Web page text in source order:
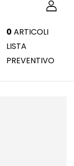
0 ARTICOLI
LISTA
PREVENTIVO